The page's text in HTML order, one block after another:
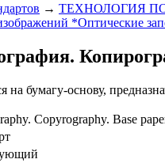
→ ТЕХНОЛОГИЯ
*Оптические
на бумагу-основу,
Copyrography. Base